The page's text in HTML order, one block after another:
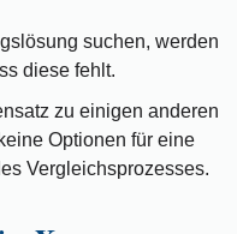
suchen, werden
diese fehlt.
zu einigen anderen
Optionen für eine
Vergleichsprozesses.